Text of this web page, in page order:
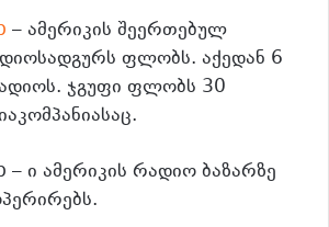
– ამერიკის შეერთებულ
ფლობს. აქედან 6
ჯგუფი ფლობს 30
ი ამერიკის რადიო ბაზარზე